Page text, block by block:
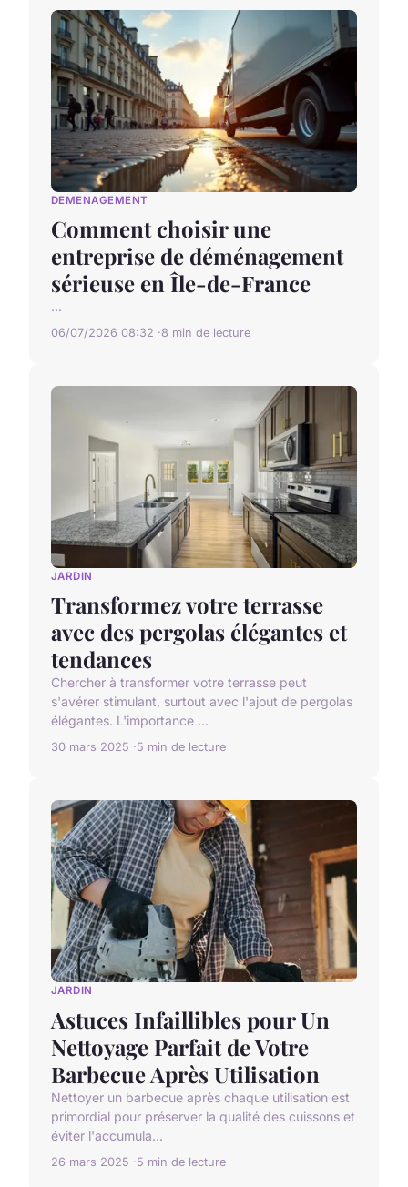
DEMENAGEMENT
Comment choisir une
entreprise de déménagement
sérieuse en Île-de-France
...
06/07/2026 08:32 8 min de lecture
JARDIN
Transformez votre terrasse
avec des pergolas élégantes et
tendances
Chercher à transformer votre terrasse peut
s'avérer stimulant, surtout avec l'ajout de pergolas
élégantes. L'importance ...
30 mars 2025 5 min de lecture
JARDIN
Astuces Infaillibles pour Un
Nettoyage Parfait de Votre
Barbecue Après Utilisation
Nettoyer un barbecue après chaque utilisation est
primordial pour préserver la qualité des cuissons et
éviter l'accumula...
26 mars 2025 5 min de lecture